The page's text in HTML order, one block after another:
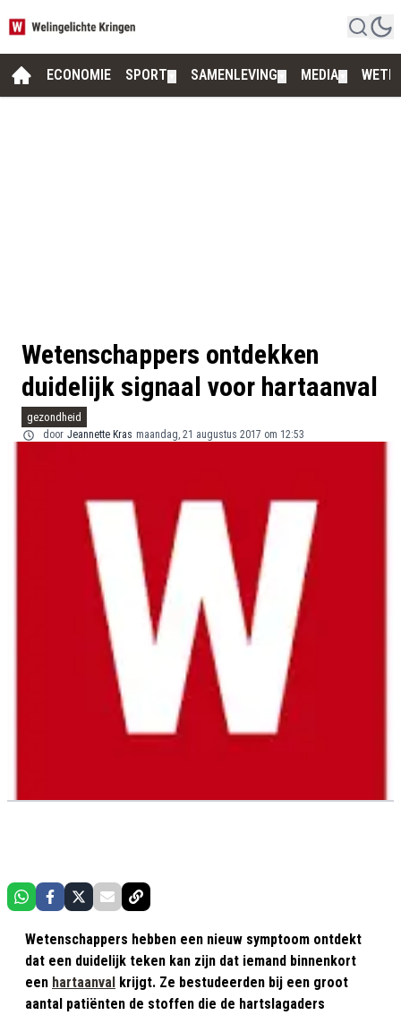
ECONOMIE SPORT SAMENLEVING MEDIA
Wetenschappers ontdekken
duidelijk signaal voor hartaanval
gezondheid
door Jeannette Kras maandag, 21 augustus 2017 om 12:53
Wetenschappers hebben een nieuw symptoom ontdekt
dat een duidelijk teken kan zijn dat iemand binnenkort
een hartaanval krijgt. Ze bestudeerden bij een groot
aantal patiënten de stoffen die de hartslagaders